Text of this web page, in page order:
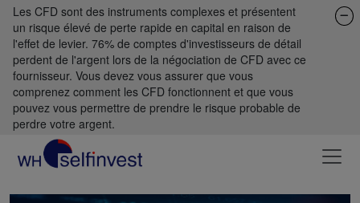
Les CFD sont des instruments complexes et présentent
un risque élevé de perte rapide en capital en raison de
l'effet de levier. 76% de comptes d'investisseurs de détail
perdent de l'argent lors de la négociation de CFD avec ce
fournisseur. Vous devez vous assurer que vous
comprenez comment les CFD fonctionnent et que vous
pouvez vous permettre de prendre le risque probable de
perdre votre argent.